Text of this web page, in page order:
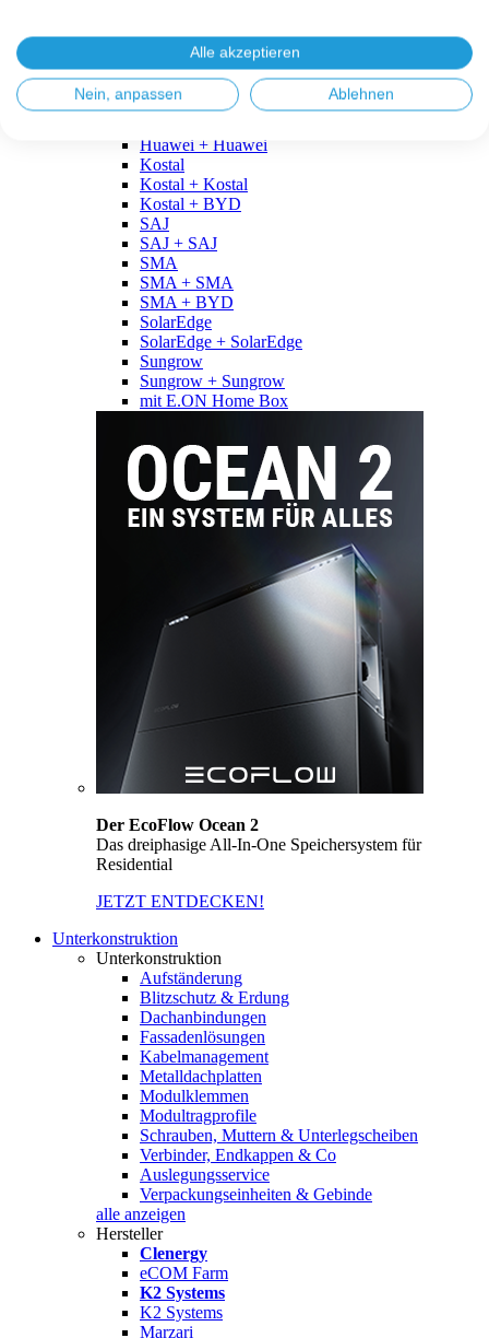
Fronius + BYD
GoodWe
GoodWe + GoodWe
GoodWe + BYD
Huawei + Huawei
Kostal
Kostal + Kostal
Kostal + BYD
SAJ
SAJ + SAJ
SMA
SMA + SMA
SMA + BYD
SolarEdge
SolarEdge + SolarEdge
Sungrow
Sungrow + Sungrow
mit E.ON Home Box
Der EcoFlow Ocean 2
Das dreiphasige All-In-One Speichersystem für
Residential
JETZT ENTDECKEN!
Unterkonstruktion
Unterkonstruktion
Aufständerung
Blitzschutz & Erdung
Dachanbindungen
Fassadenlösungen
Kabelmanagement
Metalldachplatten
Modulklemmen
Modultragprofile
Schrauben, Muttern & Unterlegscheiben
Verbinder, Endkappen & Co
Auslegungsservice
Verpackungseinheiten & Gebinde
alle anzeigen
Hersteller
Clenergy
eCOM Farm
K2 Systems
K2 Systems
Marzari
Alle akzeptieren
Nein, anpassen Ablehnen